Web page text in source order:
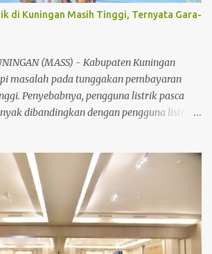
waktu, layanan kesehatan warga
terdekat. Kejadian ini harus membuat
selalu menerapkan protokol
di Kuningan Masih Tinggi, Ternyata Gara-
(MASS) - Kabupaten Kuningan
masalah pada tunggakan pembayaran
Penyebabnya, pengguna listrik pasca
dibandingkan dengan pengguna listrik
PLN di Kuningan mencapai 289.609,
dari UP3 Cirebon. Dari jumlah tersebut,
mendominasi dengan jumlah 175.206,
pra bayar hanya sebanyak 114.403. "Ini
masih banyak masyarakat yang
pasca bayar, yang berpotensi menyebabkan